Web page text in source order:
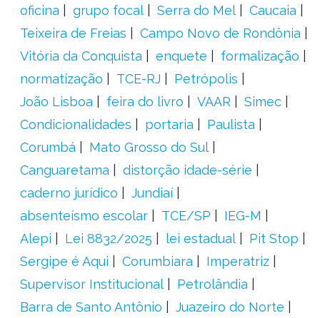
oficina
grupo focal Serra do Mel
Caucaia
Teixeira de Freias
Campo Novo de Rondônia
Vitória da Conquista
enquete
formalização
normatização
TCE-RJ
Petrópolis
João Lisboa
feira do livro VAAR
Simec
Condicionalidades
portaria
Paulista
Corumbá
Mato Grosso do Sul
Canguaretama
distorção idade-série
caderno jurídico
Jundiaí
absenteísmo escolar
TCE/SP
IEG-M
Alepi
Lei 8832/2025 lei estadual
Pit Stop
Sergipe é Aqui
Corumbiara
Imperatriz
Supervisor Institucional
Petrolândia
Barra de Santo Antônio
Juazeiro do Norte